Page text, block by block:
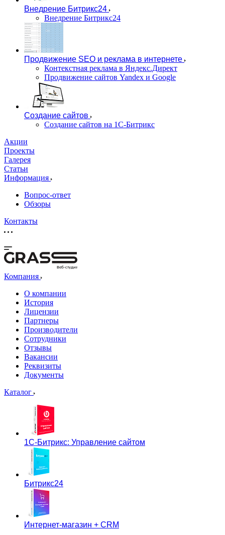
Внедрение Битрикс24
Внедрение Битрикс24
Продвижение SEO и реклама в интернете
Контекстная реклама в Яндекс.Директ
Продвижение сайтов Yandex и Google
Создание сайтов
Создание сайтов на 1С-Битрикс
Акции
Проекты
Галерея
Статьи
Информация
Вопрос-ответ
Обзоры
Контакты
Веб-студия
Компания
О компании
История
Лицензии
Партнеры
Производители
Сотрудники
Отзывы
Вакансии
Реквизиты
Документы
Каталог
1С-Битрикс: Управление сайтом
Битрикс24
Интернет-магазин + CRM